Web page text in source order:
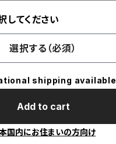
してください
選択する（必須）
shipping available
Add to cart
国内にお住まいの方向け